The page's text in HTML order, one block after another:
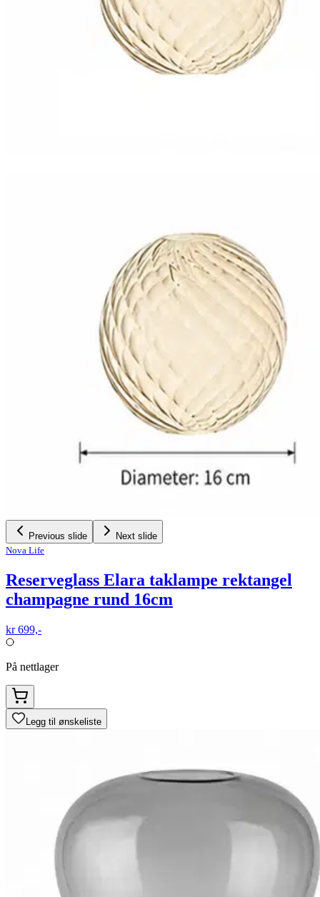
Previous slide
Next slide
Nova Life
Reserveglass Elara taklampe rektangel
champagne rund 16cm
kr 699,-
På nettlager
Legg til ønskeliste